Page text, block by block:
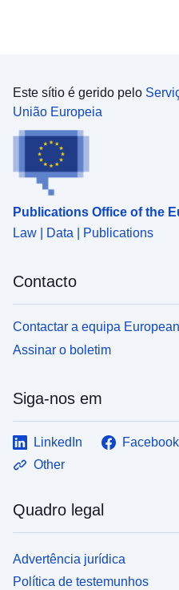
Este sítio é gerido pelo
União Europeia
Publications Office of the
Law | Data | Publications
Contacto
Contactar a equipa
Assinar o boletim
Siga-nos em
LinkedIn Facebook
Other
Quadro legal
Advertência jurídica
Política de testemunhos